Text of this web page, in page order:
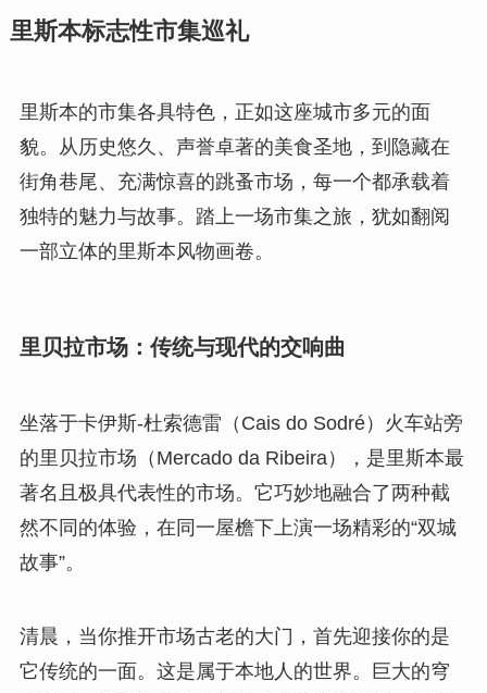
里斯本标志性市集巡礼
里斯本的市集各具特色，正如这座城市多元的面
貌。从历史悠久、声誉卓著的美食圣地，到隐藏在
街角巷尾、充满惊喜的跳蚤市场，每一个都承载着
独特的魅力与故事。踏上一场市集之旅，犹如翻阅
一部立体的里斯本风物画卷。
里贝拉市场：传统与现代的交响曲
坐落于卡伊斯-杜索德雷（Cais do Sodré）火车站旁
的里贝拉市场（Mercado da Ribeira），是里斯本最
著名且极具代表性的市场。它巧妙地融合了两种截
然不同的体验，在同一屋檐下上演一场精彩的“双城
故事”。
清晨，当你推开市场古老的大门，首先迎接你的是
它传统的一面。这是属于本地人的世界。巨大的穹